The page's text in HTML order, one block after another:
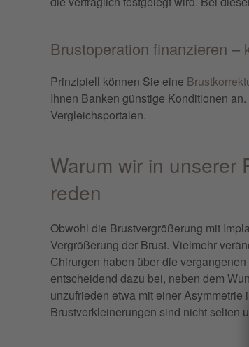
Brustoperation finanzieren –
Prinzipiell können Sie eine
Ihnen Banken günstige Konditionen
Vergleichsportalen.
Warum wir in unserer
reden
Obwohl die Brustvergrößerung mit
Vergrößerung der Brust. Vielmehr
Chirurgen haben über die
entscheidend dazu bei, neben dem
unzufrieden etwa mit einer
Brustverkleinerungen sind nicht selten